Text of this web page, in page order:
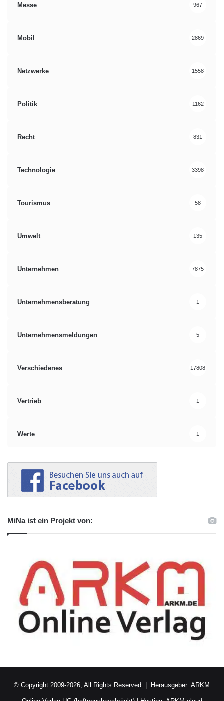
Messe 967
Mobil 2869
Netzwerke 1558
Politik 1162
Recht 831
Technologie 3398
Tourismus 58
Umwelt 135
Unternehmen 7875
Unternehmensberatung 1
Unternehmensmeldungen 5
Verschiedenes 17808
Vertrieb 1
Werte 1
MiNa ist ein Projekt von:
© Copyright 2009-2026, All Rights Reserved | Herausgeber: ARKM